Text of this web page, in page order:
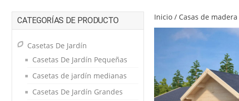
Inicio / Casas de madera
CATEGORÍAS DE PRODUCTO
Casetas De Jardín
Casetas De Jardín Pequeñas
Casetas de jardín medianas
Casetas De Jardín Grandes